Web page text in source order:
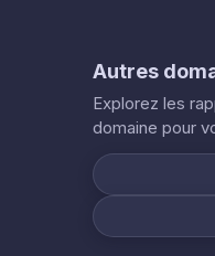
Autres
Explorez les
domaine pour